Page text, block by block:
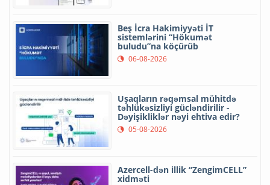
Beş İcra Hakimiyyəti İT
sistemlərini “Hökumət
buludu”na köçürüb
06-08-2026
Uşaqların rəqəmsal mühitdə
təhlükəsizliyi gücləndirilir -
Dəyişikliklər nəyi ehtiva edir?
05-08-2026
Azercell-dən illik “ZengimCELL”
xidməti